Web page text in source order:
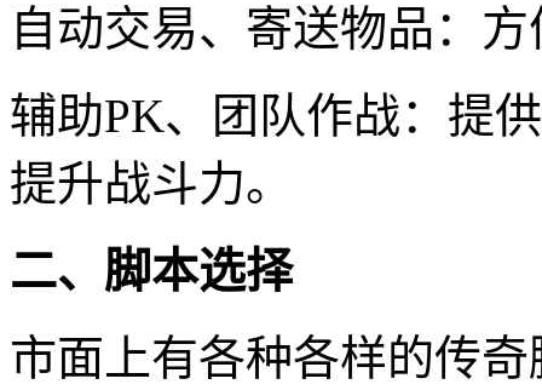
自动交易、寄送物品：
辅助PK、团队作战：提
提升战斗力。
二、脚本选择
市面上有各种各样的传